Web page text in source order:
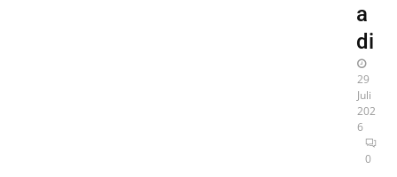
a
di
29
Juli
202
6
0